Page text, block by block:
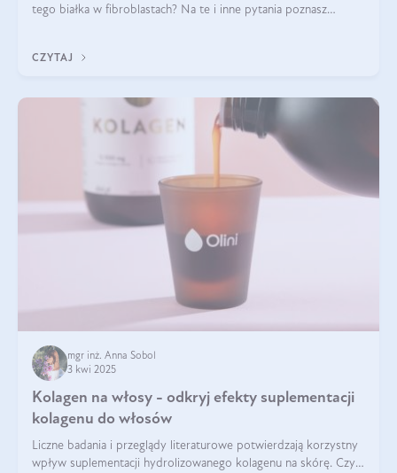
tego białka w fibroblastach? Na te i inne pytania poznasz
CZYTAJ
mgr inż. Anna Sobol
3 kwi 2025
Kolagen na włosy - odkryj efekty suplementacji
kolagenu do włosów
Liczne badania i przeglądy literaturowe potwierdzają korzystny
wpływ suplementacji hydrolizowanego kolagenu na skórę. Czy